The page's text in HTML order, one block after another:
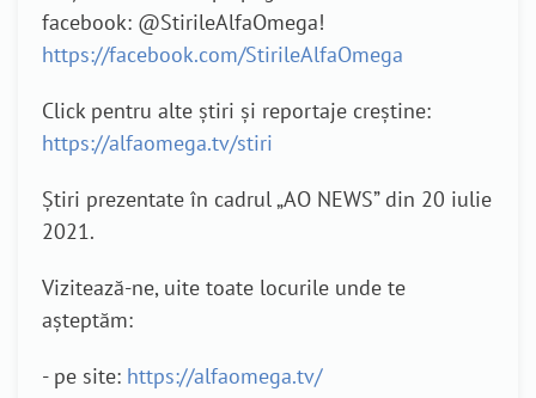
facebook: @StirileAlfaOmega!
https://facebook.com/StirileAlfaOmega
Click pentru alte știri și reportaje creștine:
https://alfaomega.tv/stiri
Știri prezentate în cadrul „AO NEWS” din 20 iulie
2021.
Vizitează-ne, uite toate locurile unde te
așteptăm:
- pe site: https://alfaomega.tv/